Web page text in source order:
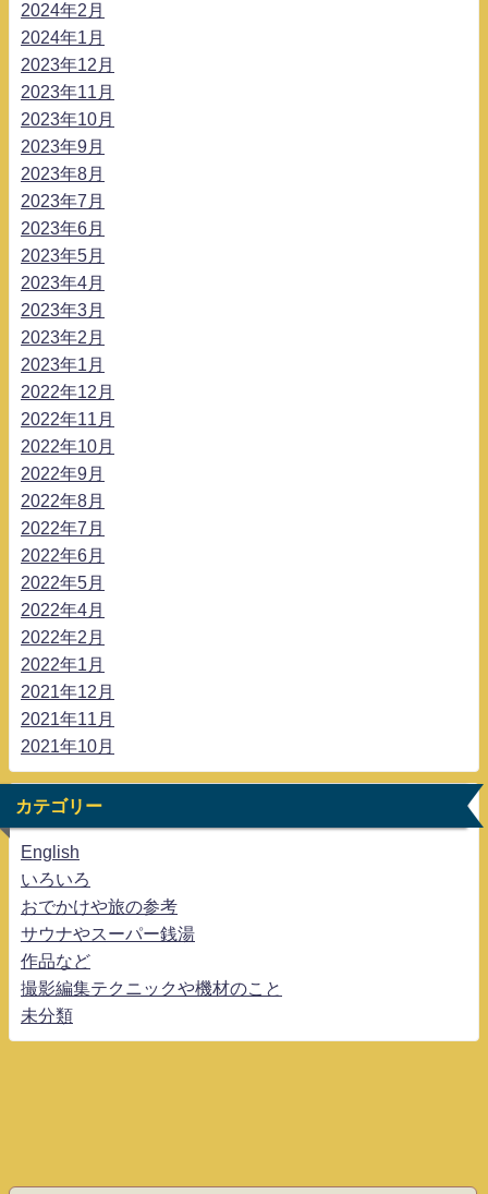
2024年2月
2024年1月
2023年12月
2023年11月
2023年10月
2023年9月
2023年8月
2023年7月
2023年6月
2023年5月
2023年4月
2023年3月
2023年2月
2023年1月
2022年12月
2022年11月
2022年10月
2022年9月
2022年8月
2022年7月
2022年6月
2022年5月
2022年4月
2022年2月
2022年1月
2021年12月
2021年11月
2021年10月
カテゴリー
English
いろいろ
おでかけや旅の参考
サウナやスーパー銭湯
作品など
撮影編集テクニックや機材のこと
未分類